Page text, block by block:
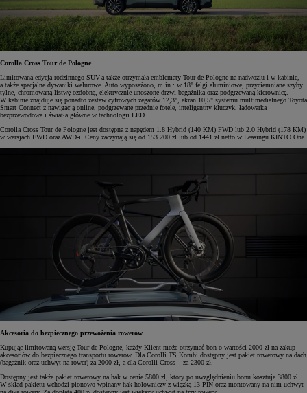
Corolla Cross Tour de Pologne
Limitowana edycja rodzinnego SUV-a także otrzymała emblematy Tour de Pologne na nadwoziu i w kabinie,
a także specjalne dywaniki welurowe. Auto wyposażono, m.in.: w 18" felgi aluminiowe, przyciemniane szyby
tylne, chromowaną listwę ozdobną, elektrycznie unoszone drzwi bagażnika oraz podgrzewaną kierownicę.
W kabinie znajduje się ponadto zestaw cyfrowych zegarów 12,3", ekran 10,5" systemu multimedialnego Toyota
Smart Connect z nawigacją online, podgrzewane przednie fotele, inteligentny kluczyk, ładowarka
bezprzewodowa i światła główne w technologii LED.
Corolla Cross Tour de Pologne jest dostępna z napędem 1.8 Hybrid (140 KM) FWD lub 2.0 Hybrid (178 KM)
w wersjach FWD oraz AWD-i. Ceny zaczynają się od 153 200 zł lub od 1441 zł netto w Leasingu KINTO One.
Akcesoria do bezpiecznego przewożenia rowerów
Kupując limitowaną wersję Tour de Pologne, każdy Klient może otrzymać bon o wartości 2000 zł na zakup
akcesoriów do bezpiecznego transportu rowerów. Dla Corolli TS Kombi dostępny jest pakiet rowerowy na dach
(bagażnik oraz uchwyt na rower) za 2000 zł, a dla Corolli Cross – za 2300 zł.
Dostępny jest także pakiet rowerowy na hak w cenie 5800 zł, który po uwzględnieniu bonu kosztuje 3800 zł.
W skład pakietu wchodzi pionowo wpinany hak holowniczy z wiązką 13 PIN oraz montowany na nim uchwyt